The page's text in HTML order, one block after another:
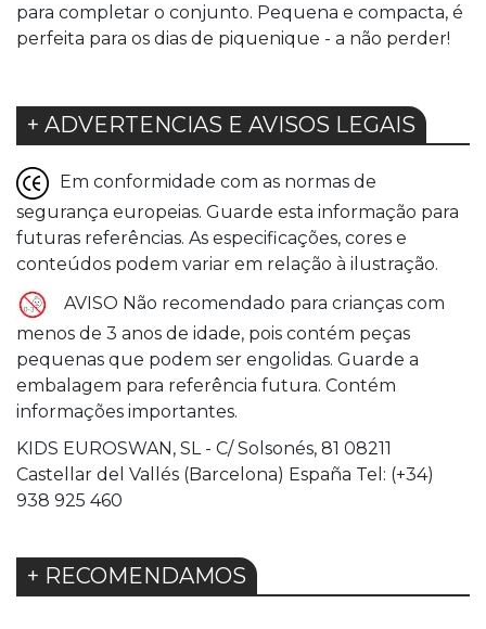
para completar o conjunto. Pequena e compacta, é
perfeita para os dias de piquenique - a não perder!
+ ADVERTENCIAS E AVISOS LEGAIS
Em conformidade com as normas de
segurança europeias. Guarde esta informação para
futuras referências. As especificações, cores e
conteúdos podem variar em relação à ilustração.
AVISO Não recomendado para crianças com
menos de 3 anos de idade, pois contém peças
pequenas que podem ser engolidas. Guarde a
embalagem para referência futura. Contém
informações importantes.
KIDS EUROSWAN, SL - C/ Solsonés, 81 08211
Castellar del Vallés (Barcelona) España Tel: (+34)
938 925 460
+ RECOMENDAMOS